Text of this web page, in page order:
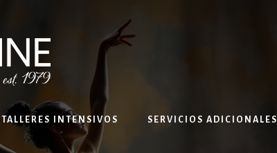
TALLERES INTENSIVOS SERVICIOS ADICIONALES